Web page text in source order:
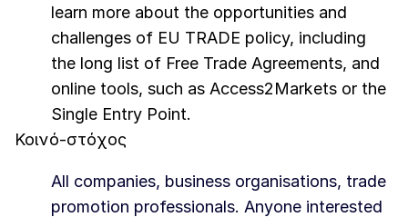
learn more about the opportunities and
challenges of EU TRADE policy, including
the long list of Free Trade Agreements, and
online tools, such as Access2Markets or the
Single Entry Point.
Κοινό-στόχος
All companies, business organisations, trade
promotion professionals. Anyone interested